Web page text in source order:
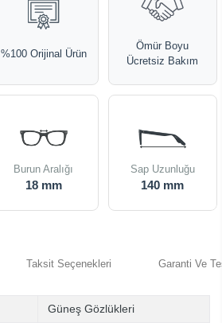
%100 Orijinal Ürün
Ömür Boyu
Ücretsiz Bakım
Burun Aralığı
18 mm
Sap Uzunluğu
140 mm
Taksit Seçenekleri Garanti Ve
Güneş Gözlükleri